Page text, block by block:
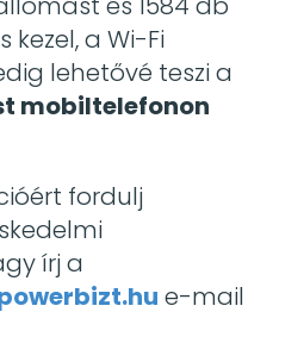
kezel, a Wi-Fi
lehetővé teszi a
mobiltelefonon
fordulj
írj a
e-mail